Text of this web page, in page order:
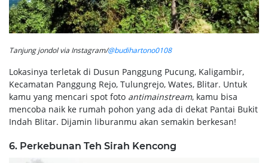
Tanjung jondol via Instagram/@budihartono0108
Lokasinya terletak di Dusun Panggung Pucung, Kaligambir,
Kecamatan Panggung Rejo, Tulungrejo, Wates, Blitar. Untuk
kamu yang mencari spot foto antimainstream, kamu bisa
mencoba naik ke rumah pohon yang ada di dekat Pantai Bukit
Indah Blitar. Dijamin liburanmu akan semakin berkesan!
6. Perkebunan Teh Sirah Kencong